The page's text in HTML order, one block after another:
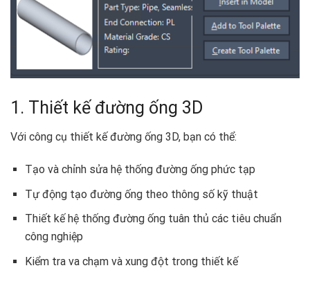
1. Thiết kế đường ống 3D
Với công cụ thiết kế đường ống 3D, bạn có thể:
Tạo và chỉnh sửa hệ thống đường ống phức tạp
Tự động tạo đường ống theo thông số kỹ thuật
Thiết kế hệ thống đường ống tuân thủ các tiêu chuẩn
công nghiệp
Kiểm tra va chạm và xung đột trong thiết kế